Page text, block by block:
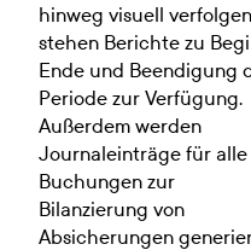
hinweg visuell
stehen Berichte zu
Ende und Beendigung
Periode zur Verfügung.
Außerdem werden
Journaleinträge für alle
Buchungen zur
Bilanzierung von
Absicherungen